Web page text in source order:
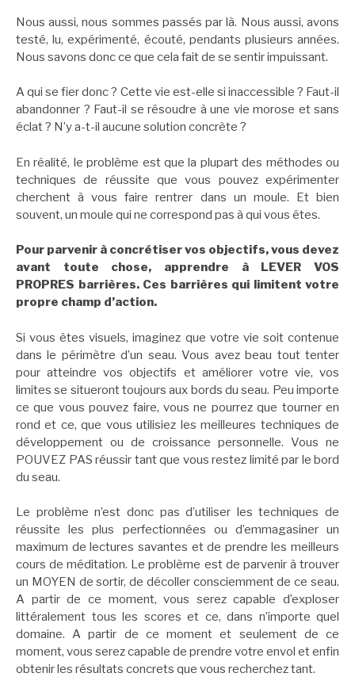
Nous aussi, nous sommes passés par là. Nous aussi, avons
testé, lu, expérimenté, écouté, pendants plusieurs années.
Nous savons donc ce que cela fait de se sentir impuissant.
A qui se fier donc ? Cette vie est-elle si inaccessible ? Faut-il
abandonner ? Faut-il se résoudre à une vie morose et sans
éclat ? N’y a-t-il aucune solution concrète ?
En réalité, le problème est que la plupart des méthodes ou
techniques de réussite que vous pouvez expérimenter
cherchent à vous faire rentrer dans un moule. Et bien
souvent, un moule qui ne correspond pas à qui vous êtes.
Pour parvenir à concrétiser vos objectifs, vous devez
avant toute chose, apprendre à LEVER VOS
PROPRES barrières. Ces barrières qui limitent votre
propre champ d’action.
Si vous êtes visuels, imaginez que votre vie soit contenue
dans le périmètre d’un seau. Vous avez beau tout tenter
pour atteindre vos objectifs et améliorer votre vie, vos
limites se situeront toujours aux bords du seau. Peu importe
ce que vous pouvez faire, vous ne pourrez que tourner en
rond et ce, que vous utilisiez les meilleures techniques de
développement ou de croissance personnelle. Vous ne
POUVEZ PAS réussir tant que vous restez limité par le bord
du seau.
Le problème n’est donc pas d’utiliser les techniques de
réussite les plus perfectionnées ou d’emmagasiner un
maximum de lectures savantes et de prendre les meilleurs
cours de méditation. Le problème est de parvenir à trouver
un MOYEN de sortir, de décoller consciemment de ce seau.
A partir de ce moment, vous serez capable d’exploser
littéralement tous les scores et ce, dans n’importe quel
domaine. A partir de ce moment et seulement de ce
moment, vous serez capable de prendre votre envol et enfin
obtenir les résultats concrets que vous recherchez tant.